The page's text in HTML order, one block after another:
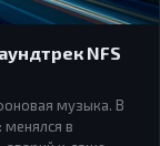
NFS
музыка. В
менялся в